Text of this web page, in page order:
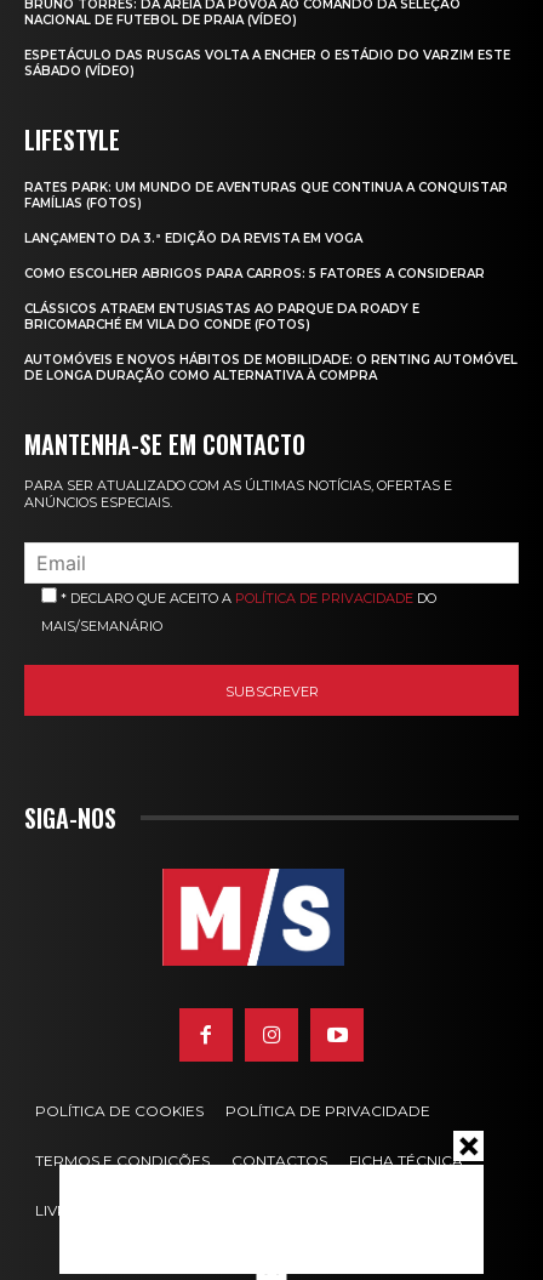
BRUNO TORRES: DA AREIA DA PÓVOA AO COMANDO DA SELEÇÃO
NACIONAL DE FUTEBOL DE PRAIA (VÍDEO)
ESPETÁCULO DAS RUSGAS VOLTA A ENCHER O ESTÁDIO DO VARZIM ESTE
SÁBADO (VÍDEO)
LIFESTYLE
RATES PARK: UM MUNDO DE AVENTURAS QUE CONTINUA A CONQUISTAR
FAMÍLIAS (FOTOS)
LANÇAMENTO DA 3.ª EDIÇÃO DA REVISTA EM VOGA
COMO ESCOLHER ABRIGOS PARA CARROS: 5 FATORES A CONSIDERAR
CLÁSSICOS ATRAEM ENTUSIASTAS AO PARQUE DA ROADY E
BRICOMARCHÉ EM VILA DO CONDE (FOTOS)
AUTOMÓVEIS E NOVOS HÁBITOS DE MOBILIDADE: O RENTING AUTOMÓVEL
DE LONGA DURAÇÃO COMO ALTERNATIVA À COMPRA
MANTENHA-SE EM CONTACTO
PARA SER ATUALIZADO COM AS ÚLTIMAS NOTÍCIAS, OFERTAS E
ANÚNCIOS ESPECIAIS.
* DECLARO QUE ACEITO A POLÍTICA DE PRIVACIDADE DO
MAIS/SEMANÁRIO
SIGA-NOS
POLÍTICA DE COOKIES POLÍTICA DE PRIVACIDADE
TERMOS E CONDIÇÕES CONTACTOS FICHA TÉCNICA
LIVRO DE RECLAMAÇÕES